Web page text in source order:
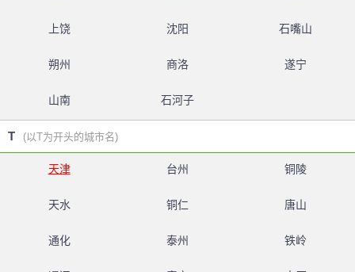
上饶 沈阳 石嘴山
朔州 商洛 遂宁
山南 石河子
T (以T为开头的城市名)
天津 台州 铜陵
天水 铜仁 唐山
通化 泰州 铁岭